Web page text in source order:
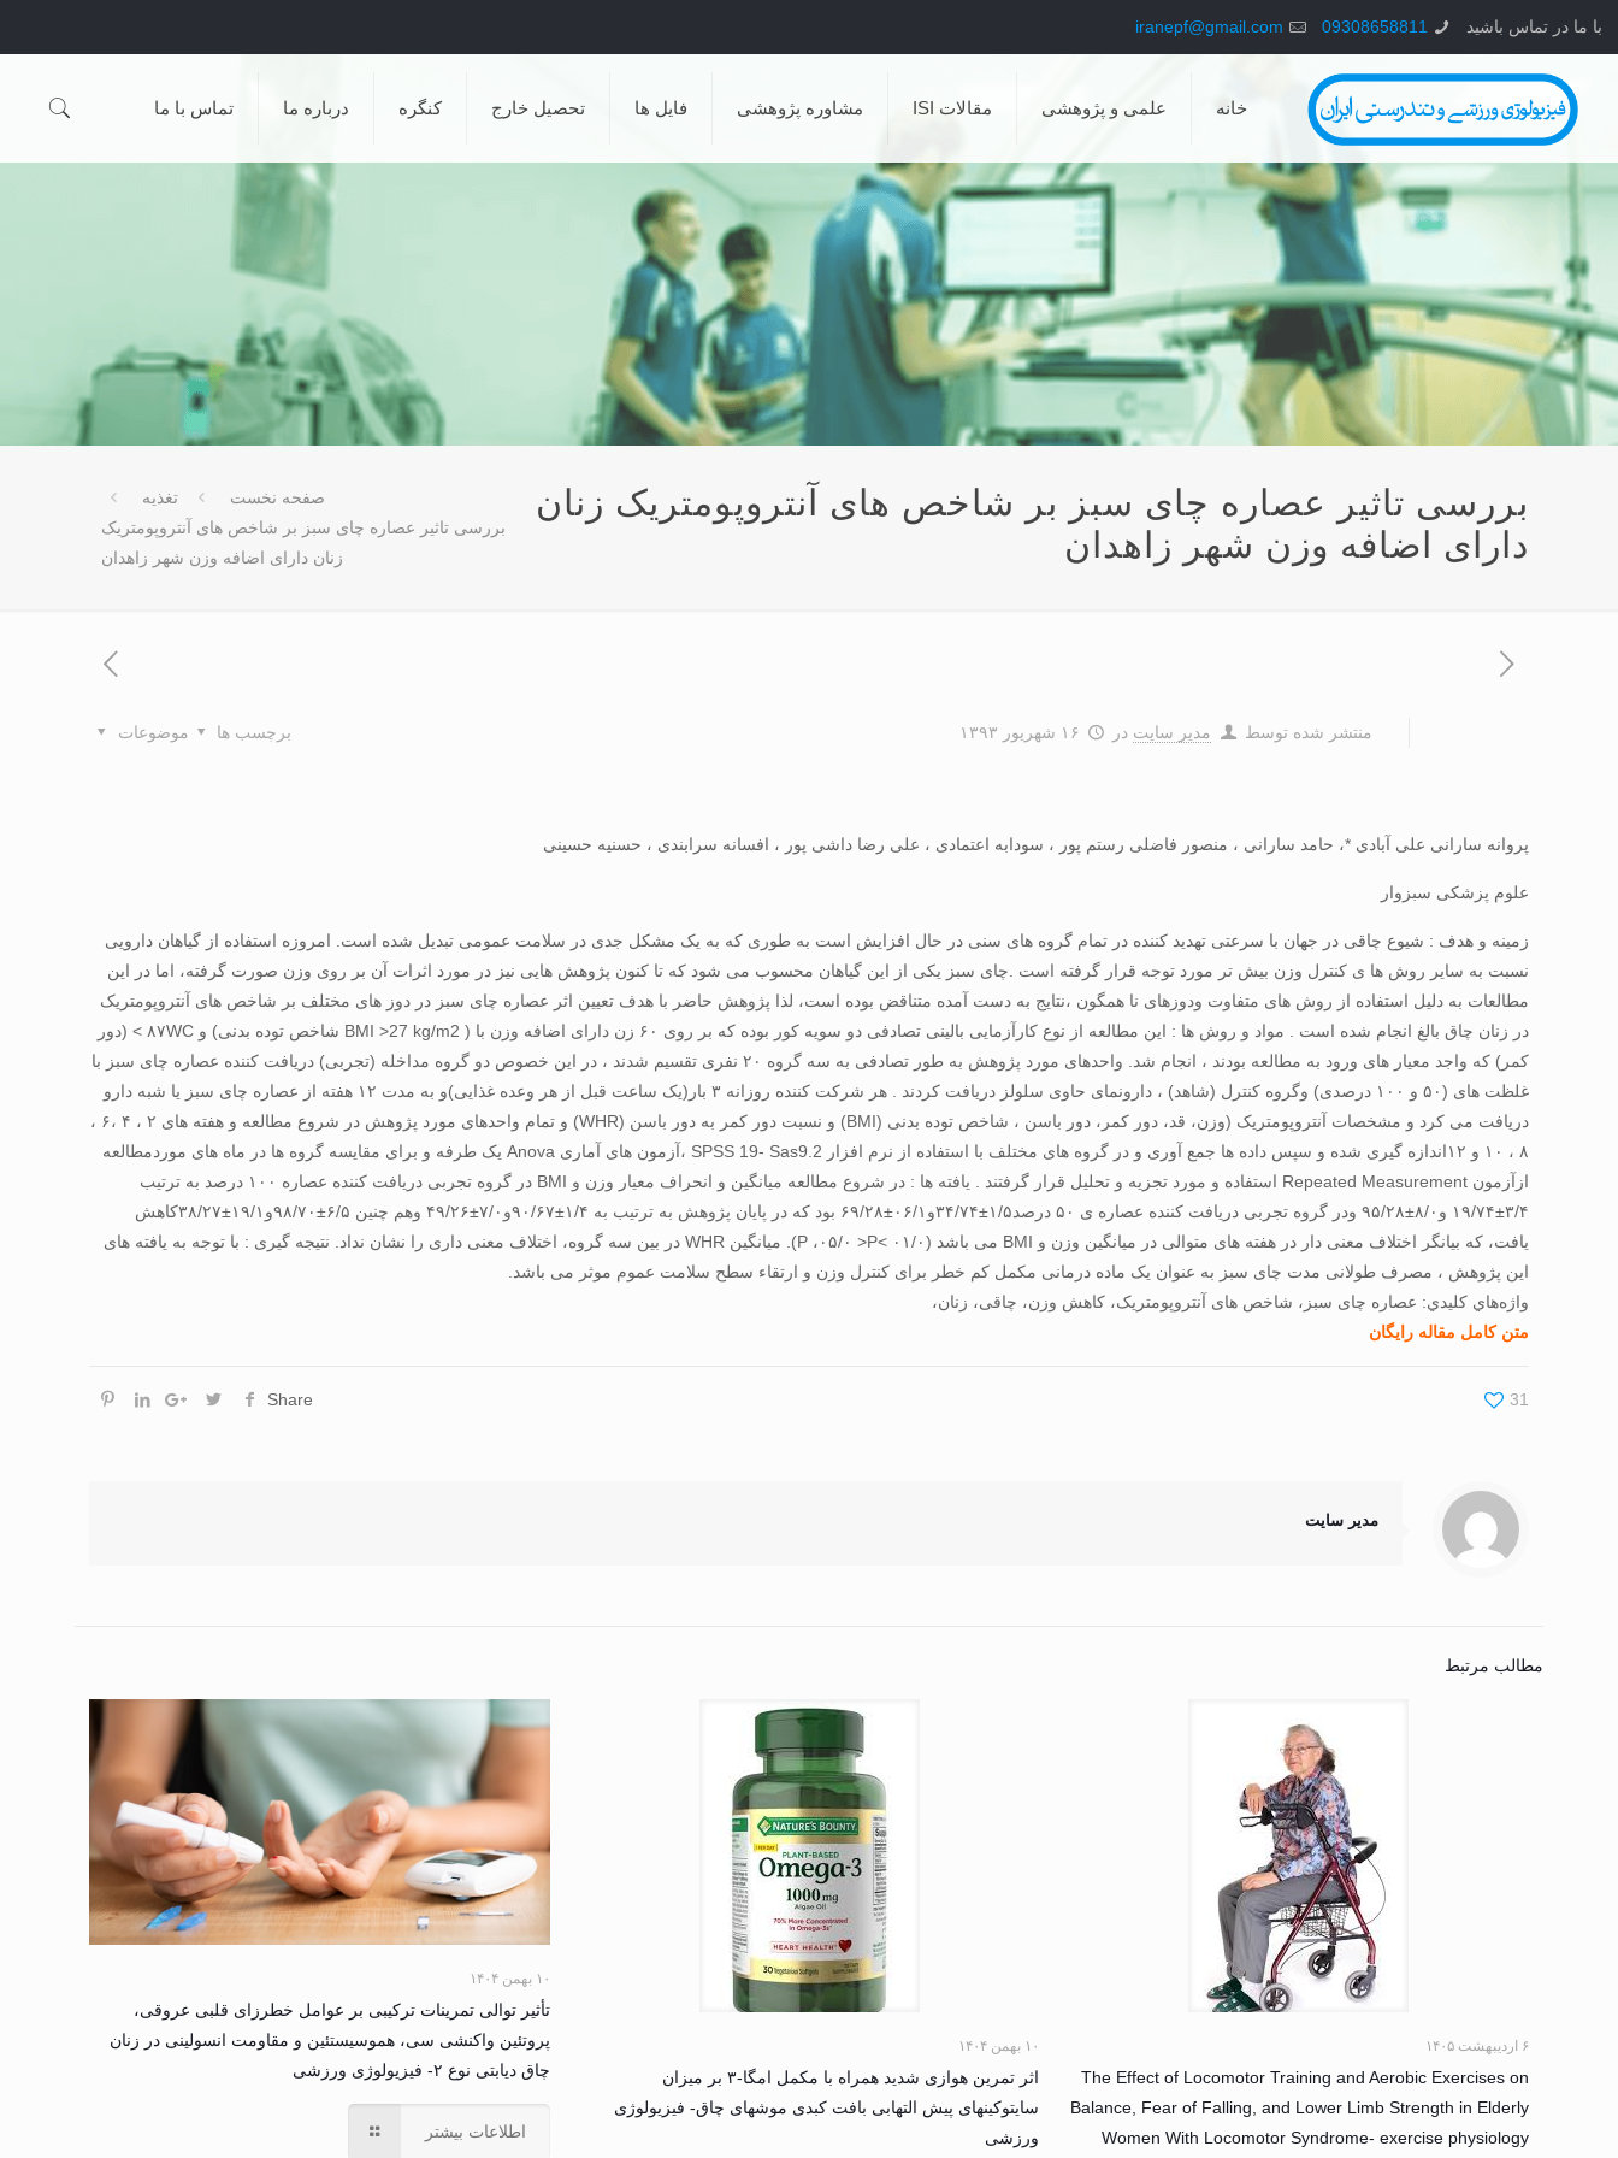
با ما در تماس باشید 09308658811
iranepf@gmail.com
خانه علمی و پژوهشی مقالات ISI مشاوره پژوهشی فایل ها تحصیل خارج کنگره درباره ما تماس با ما
بررسی تاثير عصاره چای سبز بر شاخص های آنتروپومتريک زنان
دارای اضافه وزن شهر زاهدان
صفحه نخست
تغذیه
بررسی تاثير عصاره چای سبز بر شاخص های آنتروپومتريک
زنان دارای اضافه وزن شهر زاهدان
منتشر شده توسط مدیر سایت در ۱۶ شهریور ۱۳۹۳ موضوعات برچسب ها
پروانه سارانی علی آبادی *، حامد سارانی ، منصور فاضلی رستم پور ، سودابه اعتمادی ، علی رضا داشی پور ، افسانه سرابندی ، حسنيه حسينی
علوم پزشکی سبزوار
زمينه و هدف : شيوع چاقی در جهان با سرعتی تهديد کننده در تمام گروه های سنی در حال افزايش است به طوری که به يک مشکل جدی در سلامت عمومی تبديل شده است. امروزه استفاده از گياهان دارويی
نسبت به ساير روش ها ی کنترل وزن بيش تر مورد توجه قرار گرفته است .چای سبز يکی از اين گياهان محسوب می شود که تا کنون پژوهش هايی نيز در مورد اثرات آن بر روی وزن صورت گرفته، اما در اين
مطالعات به دليل استفاده از روش های متفاوت ودوزهای نا همگون ،نتايج به دست آمده متناقض بوده است، لذا پژوهش حاضر با هدف تعيين اثر عصاره چای سبز در دوز های مختلف بر شاخص های آنتروپومتريک
در زنان چاق بالغ انجام شده است . مواد و روش ها : اين مطالعه از نوع کارآزمايی بالينی تصادفی دو سويه کور بوده که بر روی ۶۰ زن دارای اضافه وزن با ( BMI >27 kg/m2 شاخص توده بدنی) و ۸۷WC > (دور
کمر) که واجد معيار های ورود به مطالعه بودند ، انجام شد. واحدهای مورد پژوهش به طور تصادفی به سه گروه ۲۰ نفری تقسيم شدند ، در اين خصوص دو گروه مداخله (تجربی) دريافت کننده عصاره چای سبز با
غلظت های (۵۰ و ۱۰۰ درصدی) وگروه کنترل (شاهد) ، دارونمای حاوی سلولز دريافت کردند . هر شرکت کننده روزانه ۳ بار(يک ساعت قبل از هر وعده غذايی)و به مدت ۱۲ هفته از عصاره چای سبز يا شبه دارو
دريافت می کرد و مشخصات آنتروپومتريک (وزن، قد، دور کمر، دور باسن ، شاخص توده بدنی (BMI) و نسبت دور کمر به دور باسن (WHR) و تمام واحدهای مورد پژوهش در شروع مطالعه و هفته های ۲ ، ۴ ،۶ ،
۸ ، ۱۰ و ۱۲اندازه گيری شده و سپس داده ها جمع آوری و در گروه های مختلف با استفاده از نرم افزار SPSS 19- Sas9.2 ،آزمون های آماری Anova يک طرفه و برای مقايسه گروه ها در ماه های موردمطالعه
ازآزمون Repeated Measurement استفاده و مورد تجزيه و تحليل قرار گرفتند . يافته ها : در شروع مطالعه ميانگين و انحراف معيار وزن و BMI در گروه تجربی دريافت کننده عصاره ۱۰۰ درصد به ترتيب
۳/۴±۱۹/۷۴ و۸/۰±۹۵/۲۸ ودر گروه تجربی دريافت کننده عصاره ی ۵۰ درصد۱/۵±۳۴/۷۴و۰۶/۱±۶۹/۲۸ بود که در پايان پژوهش به ترتيب به ۱/۴±۹۰/۶۷و۷/۰±۴۹/۲۶ وهم چنين ۶/۵±۹۸/۷۰و۱۹/۱±۳۸/۲۷کاهش
يافت، که بيانگر اختلاف معنی دار در هفته های متوالی در ميانگين وزن و BMI می باشد (۰۱/۰ >P ،۰۵/۰ >P). ميانگين WHR در بين سه گروه، اختلاف معنی داری را نشان نداد. نتيجه گيری : با توجه به يافته های
اين پژوهش ، مصرف طولانی مدت چای سبز به عنوان يک ماده درمانی مکمل کم خطر برای کنترل وزن و ارتقاء سطح سلامت عموم موثر می باشد.
واژه‌هاي كليدي: عصاره چای سبز، شاخص های آنتروپومتریک، کاهش وزن، چاقی، زنان،
متن کامل مقاله رایگان
Share 31
مدیر سایت
مطالب مرتبط
۶ اردیبهشت ۱۴۰۵
The Effect of Locomotor Training and Aerobic Exercises on
Balance, Fear of Falling, and Lower Limb Strength in Elderly
Women With Locomotor Syndrome- exercise physiology
۱۰ بهمن ۱۴۰۴
اثر تمرین هوازی شدید همراه با مکمل امگا-۳ بر میزان
سایتوکینهای پیش التهابی بافت کبدی موشهای چاق- فیزیولوژی
ورزشی
۱۰ بهمن ۱۴۰۴
تأثیر توالی تمرینات ترکیبی بر عوامل خطرزای قلبی عروقی،
پروتئین واکنشی سی، هموسیستئین و مقاومت انسولینی در زنان
چاق دیابتی نوع ۲- فیزیولوژی ورزشی
اطلاعات بیشتر